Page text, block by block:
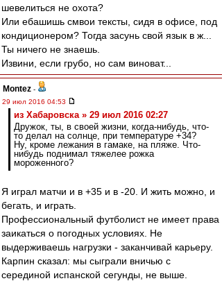
шевелиться не охота?
Или ебашишь смвои тексты, сидя в офисе, под
кондиционером? Тогда засунь свой язык в ж...
Ты ничего не знаешь.
Извини, если грубо, но сам виноват...
Montez -
29 июл 2016 04:53
из Хабаровска » 29 июл 2016 02:27
Дружок, ты, в своей жизни, когда-нибудь, что-
то делал на солнце, при температуре +34?
Ну, кроме лежания в гамаке, на пляже. Что-
нибудь поднимал тяжелее рожка
мороженного?
Я играл матчи и в +35 и в -20. И жить можно, и
бегать, и играть.
Профессиональный футболист не имеет права
заикаться о погодных условиях. Не
выдерживаешь нагрузки - заканчивай карьеру.
Карпин сказал: мы сыграли вничью с
серединой испанской сегунды, не выше.